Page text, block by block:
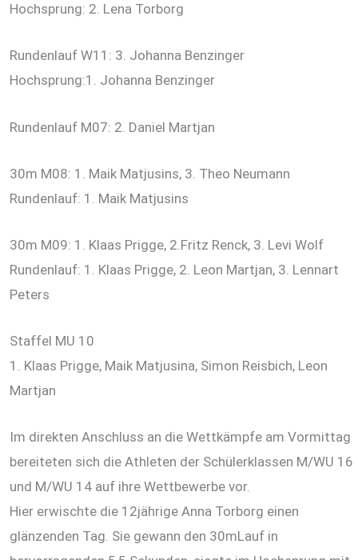
Hochsprung: 2. Lena Torborg
Rundenlauf W11: 3. Johanna Benzinger
Hochsprung:1. Johanna Benzinger
Rundenlauf M07: 2. Daniel Martjan
30m M08: 1. Maik Matjusins, 3. Theo Neumann
Rundenlauf: 1. Maik Matjusins
30m M09: 1. Klaas Prigge, 2.Fritz Renck, 3. Levi Wolf
Rundenlauf: 1. Klaas Prigge, 2. Leon Martjan, 3. Lennart
Peters
Staffel MU 10
1. Klaas Prigge, Maik Matjusina, Simon Reisbich, Leon
Martjan
Im direkten Anschluss an die Wettkämpfe am Vormittag
bereiteten sich die Athleten der Schülerklassen M/WU 16
und M/WU 14 auf ihre Wettbewerbe vor.
Hier erwischte die 12jährige Anna Torborg einen
glänzenden Tag. Sie gewann den 30mLauf in